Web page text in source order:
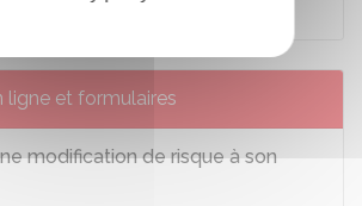
ligne et formulaires
modification de risque à son